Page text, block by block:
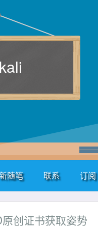
随笔 联系 订阅
创证书获取姿势